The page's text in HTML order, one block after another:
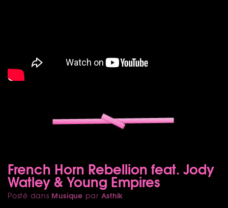
French Horn Rebellion feat. Jody
Watley & Young Empires
Posté dans Musique par Asthik